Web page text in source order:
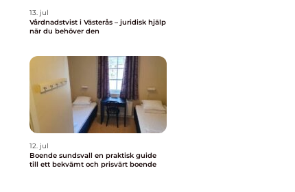
13. jul
Vårdnadstvist i Västerås – juridisk hjälp
när du behöver den
12. jul
Boende sundsvall en praktisk guide
till ett bekvämt och prisvärt boende